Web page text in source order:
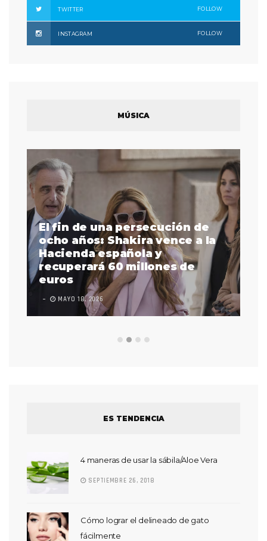
TWITTER FOLLOW
INSTAGRAM FOLLOW
MÚSICA
El fin de una persecución de
ocho años: Shakira vence a la
Hacienda española y
recuperará 60 millones de
euros
MAYO 18, 2026
ES TENDENCIA
4 maneras de usar la sábila/Aloe Vera
SEPTIEMBRE 26, 2018
Cómo lograr el delineado de gato
fácilmente